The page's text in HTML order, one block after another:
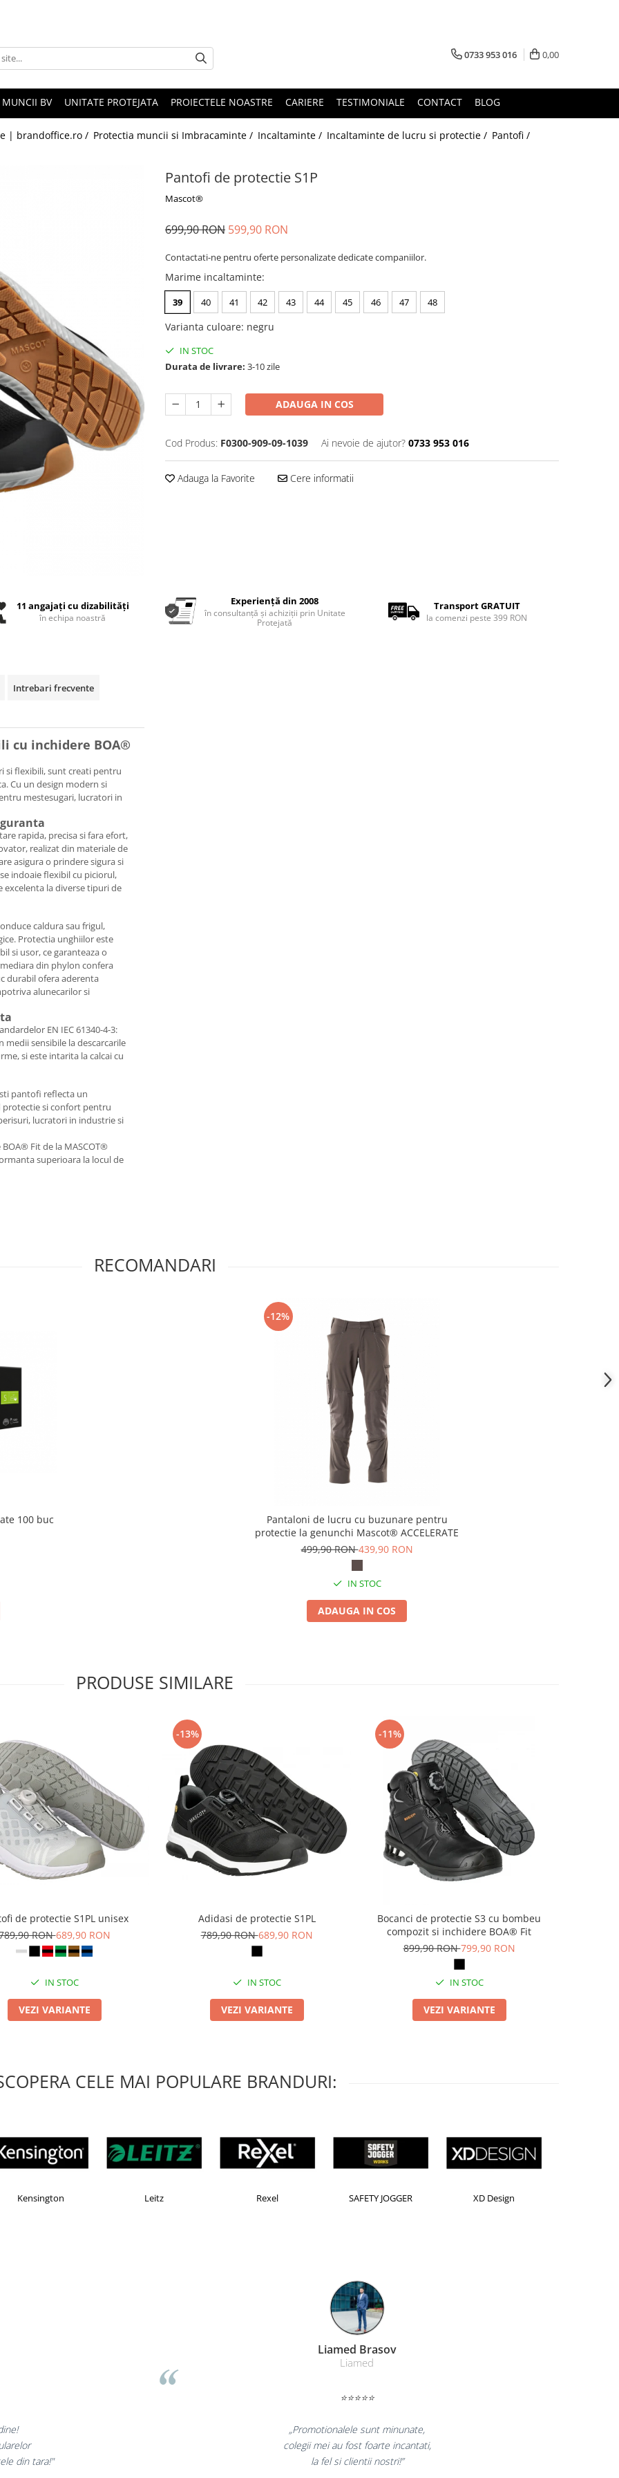
0733 953 016 0,00
MUNCII BV UNITATE PROTEJATA PROIECTELE NOASTRE CARIERE TESTIMONIALE CONTACT BLOG
| brandoffice.ro / Protectia muncii si Imbracaminte / Incaltaminte / Incaltaminte de lucru si protectie / Pantofi /
Pantofi de protectie S1P
Mascot®
699,90 RON 599,90 RON
Contactati-ne pentru oferte personalizate dedicate companiilor.
Marime incaltaminte:
39 40 41 42 43 44 45 46 47 48
Varianta culoare: negru
IN STOC
Durata de livrare: 3-10 zile
ADAUGA IN COS
Cod Produs: F0300-909-09-1039 Ai nevoie de ajutor? 0733 953 016
Adauga la Favorite Cere informatii
11 angajați cu dizabilități
în echipa noastră
Experiență din 2008
în consultanță și achiziții prin Unitate
Protejată
Transport GRATUIT
la comenzi peste 399 RON
Intrebari frecvente
cu inchidere BOA®
si flexibili, sunt creati pentru
Cu un design modern si
mestesugari, lucratori in
rapida, precisa si fara efort,
realizat din materiale de
asigura o prindere sigura si
indoaie flexibil cu piciorul,
la diverse tipuri de
caldura sau frigul,
Protectia unghiilor este
si usor, ce garanteaza o
din phylon confera
durabil ofera aderenta
alunecarilor si
EN IEC 61340-4-3:
medii sensibile la descarcarile
si este intarita la calcai cu
pantofi reflecta un
protectie si confort pentru
lucratori in industrie si
Fit de la MASCOT®
superioara la locul de
RECOMANDARI
100 buc
-12%
Pantaloni de lucru cu buzunare pentru
protectie la genunchi Mascot® ACCELERATE
499,90 RON439,90 RON
IN STOC
ADAUGA IN COS
PRODUSE SIMILARE
de protectie S1PL unisex
RON689,90 RON
IN STOC
VEZI VARIANTE
-13%
Adidasi de protectie S1PL
789,90 RON689,90 RON
IN STOC
VEZI VARIANTE
-11%
Bocanci de protectie S3 cu bombeu
compozit si inchidere BOA® Fit
899,90 RON799,90 RON
IN STOC
VEZI VARIANTE
CELE MAI POPULARE BRANDURI:
incantati,
Farmacom Brasov
Farmacom
⭐⭐⭐⭐⭐
„Ne bucuram pentru reluarea colaborarii si
ne declaram multumiti pentru produsele plasate
si finalizate cu succes la timp."